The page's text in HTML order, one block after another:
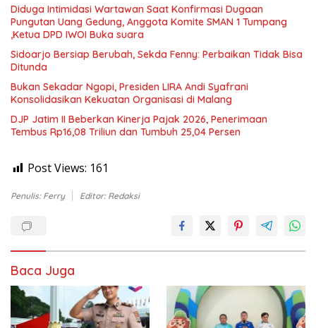
Diduga Intimidasi Wartawan Saat Konfirmasi Dugaan
Pungutan Uang Gedung, Anggota Komite SMAN 1 Tumpang
,Ketua DPD IWOI Buka suara
Sidoarjo Bersiap Berubah, Sekda Fenny: Perbaikan Tidak Bisa
Ditunda
Bukan Sekadar Ngopi, Presiden LIRA Andi Syafrani
Konsolidasikan Kekuatan Organisasi di Malang
DJP Jatim II Beberkan Kinerja Pajak 2026, Penerimaan
Tembus Rp16,08 Triliun dan Tumbuh 25,04 Persen
Post Views: 161
Penulis: Ferry Editor: Redaksi
Baca Juga